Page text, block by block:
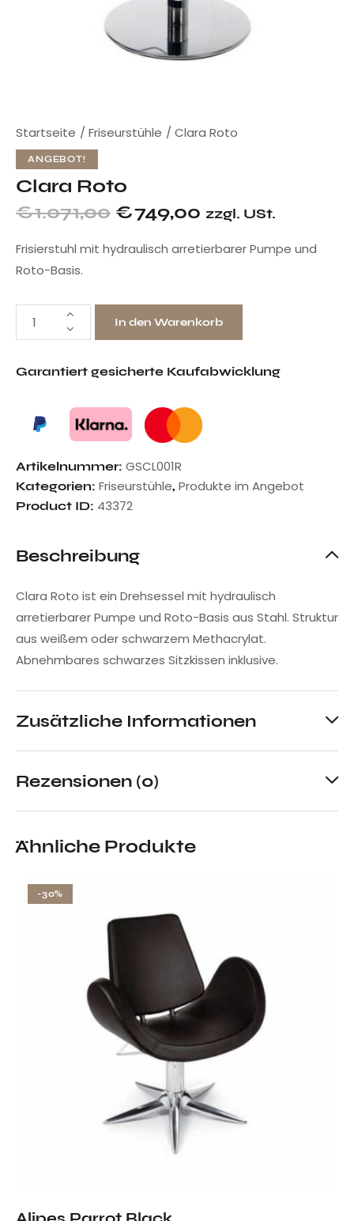
Startseite Friseurstühle Clara Roto
ANGEBOT!
Clara Roto
€1.071,00 €749,00 zzgl. USt.
Frisierstuhl mit hydraulisch arretierbarer Pumpe und
Roto-Basis.
In den Warenkorb
Garantiert gesicherte Kaufabwicklung
Artikelnummer: GSCL001R
Kategorien: Friseurstühle, Produkte im Angebot
Product ID: 43372
Beschreibung
Clara Roto ist ein Drehsessel mit hydraulisch
arretierbarer Pumpe und Roto-Basis aus Stahl. Struktur
aus weißem oder schwarzem Methacrylat.
Abnehmbares schwarzes Sitzkissen inklusive.
Zusätzliche Informationen
Rezensionen (0)
Ähnliche Produkte
-30%